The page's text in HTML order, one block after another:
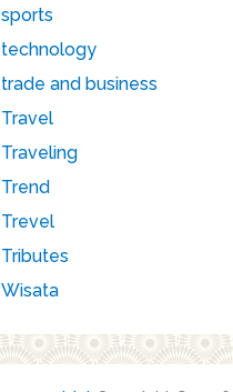
sports
technology
trade and business
Travel
Traveling
Trend
Trevel
Tributes
Wisata